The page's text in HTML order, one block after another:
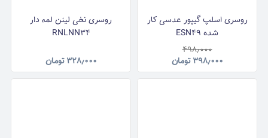
روسری اسلپ گیپور عدسی کار
شده ESN49
۴۹۸٫۰۰۰
۳۹۸٫۰۰۰ تومان
روسری نخی لینن لمه دار
RNLNN34
۳۲۸٫۰۰۰ تومان